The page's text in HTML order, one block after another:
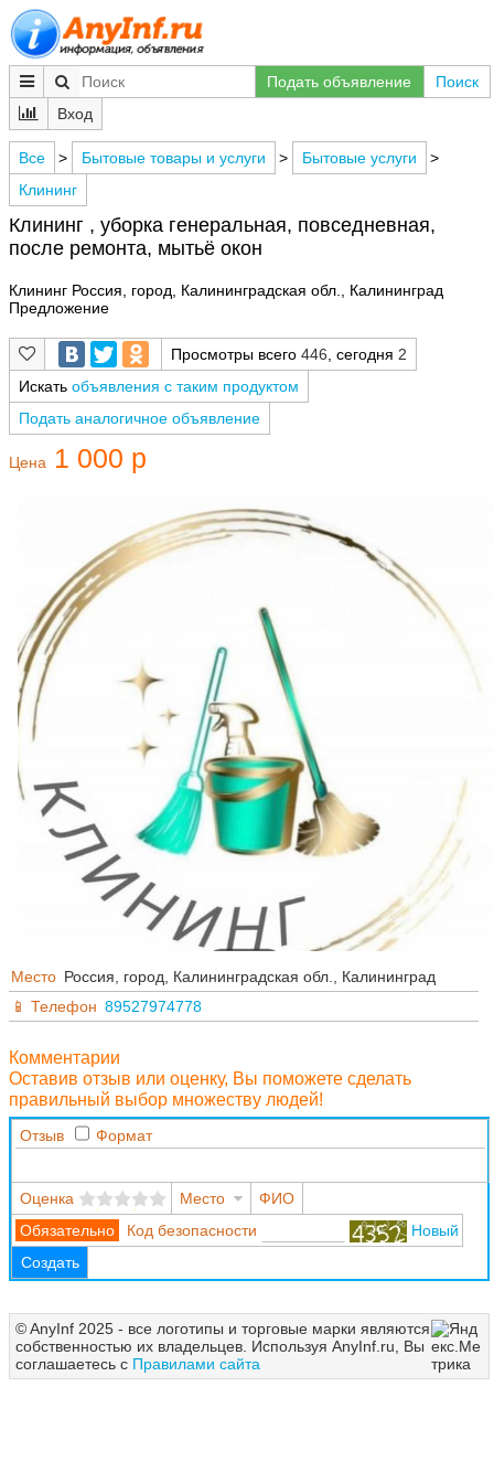
Подать объявление
Поиск
Вход
Все > Бытовые товары и услуги > Бытовые услуги
>
Клининг
Клининг , уборка генеральная, повседневная,
после ремонта, мытьё окон
Клининг Россия, город, Калининградская обл., Калининград
Предложение
Просмотры всего 446 , сегодня 2
Искать объявления с таким продуктом
Подать аналогичное объявление
Цена 1 000 р
Место Россия, город, Калининградская обл., Калининград
Телефон 89527974778
Комментарии
Оставив отзыв или оценку, Вы поможете сделать
правильный выбор множеству людей!
Отзыв Формат
Оценка Место
ФИО
Код безопасности
Новый
Создать
© AnyInf 2025 - все логотипы и торговые марки являются
собственностью их владельцев. Используя AnyInf.ru, Вы
соглашаетесь с Правилами сайта